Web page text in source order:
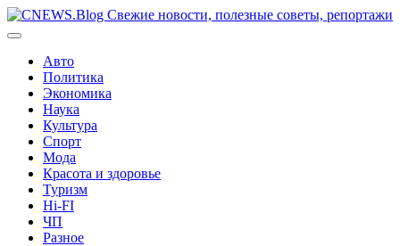
Перейти
к
Авто
Политика
Экономика
Наука
Культура
Спорт
Мода
Красота и здоровье
Туризм
Hi-FI
ЧП
Разное